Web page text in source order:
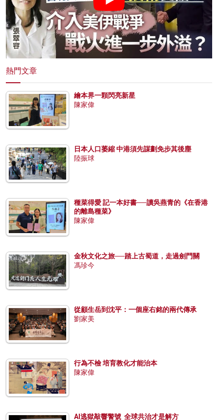
熱門文章
繪本界一顆閃亮新星
陳家偉
日本人口萎縮 中港須先謀劃免步其後塵
陸振球
種菜得愛 記一本好書──讀吳燕青的《在香港
的離島種菜》
陳家偉
金秋文化之旅──踏上古蜀道，走過劍門關
馮珍今
從顧生岳到沈平：一個座右銘的兩代傳承
劉家美
行為不檢 培育教化才能治本
陳家偉
AI逃獄敲響警號 全球共治才是解方